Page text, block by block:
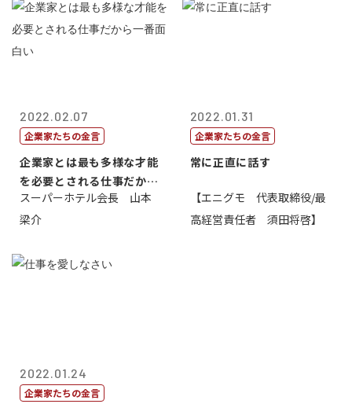
2022.02.07
企業家たちの金言
企業家とは最も多様な才能
を必要とされる仕事だから
一番面白い
スーパーホテル会長 山本
梁介
2022.01.31
企業家たちの金言
常に正直に話す
【エニグモ 代表取締役/最
高経営責任者 須田将啓】
2022.01.24
企業家たちの金言